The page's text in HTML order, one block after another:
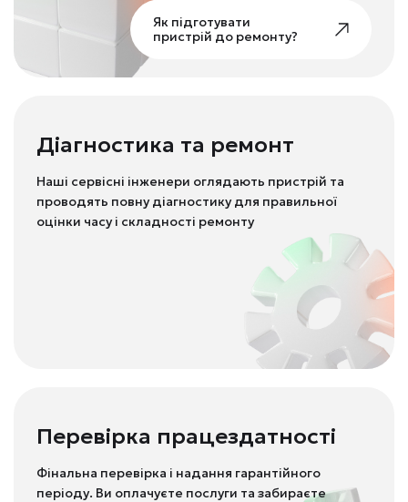
Як підготувати
пристрій до ремонту?
Діагностика та ремонт
Наші сервісні інженери оглядають пристрій та
проводять повну діагностику для правильної
оцінки часу і складності ремонту
Перевірка працездатності
Фінальна перевірка і надання гарантійного
періоду. Ви оплачуєте послуги та забираєте